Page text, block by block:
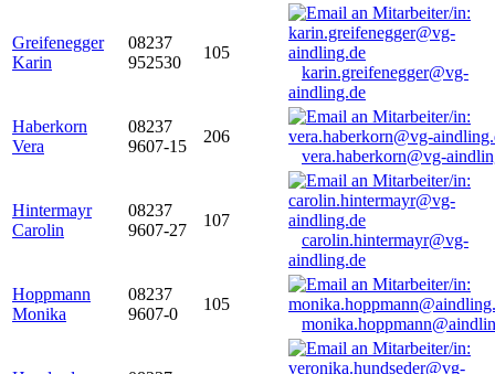
Greifenegger
Karin
08237
952530
105
karin.greifenegger@vg-
aindling.de
Haberkorn
Vera
08237
9607-15
206
vera.haberkorn@vg-
Hintermayr
Carolin
08237
9607-27
107
carolin.hintermayr@vg-
aindling.de
Hoppmann
Monika
08237
9607-0
105